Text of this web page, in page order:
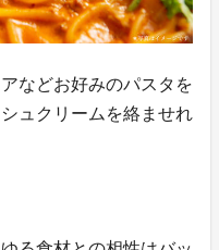
などお好みのパスタを
ュクリームを絡ませれ